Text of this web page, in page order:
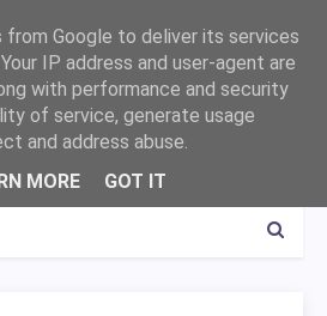
from Google to deliver its services
IP address and user-agent are
with performance and security
of service, generate usage
and address abuse.
MORE
GOT IT